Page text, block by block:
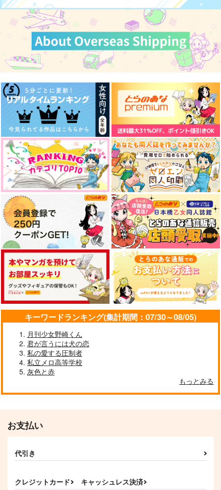
森を泳ぐ金魚
（税込）
九井一×乾青宗
サンプル
886円（税込）
九井一×乾青宗
サンプル
Season
茶色の小瓶
2,515円（税込）
九井一×三途春千夜
サンプル
Reve with Ink
ヘベレケシティ
1,100円（税込）
×花垣武道
サンプル
作品詳細
どうパロ！
そらいろ。
330円（税込）
三途春千夜×花垣武道
サンプル
作品詳細
怖くて可愛い
602
755円（税込）
乾青宗×花垣武道
サンプル
作品詳細
DACOS
花垣武道×佐野万次郎
作品詳細 作品詳細
サンプル
カート
サンプル
キーワードランキング(集計期間：07/30～08/05)
月刊少女野崎くん
君が言うには犬の恋
私の愛する圧制者
私立メロ高等学校
灰色と赤
もっとみる
お支払い
代引き
クレジットカード キャッシュレス決済